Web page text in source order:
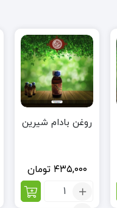
روغن بادام شیرین
۴۳۵,۰۰۰ تومان
تعداد: